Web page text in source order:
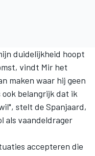
duidelijkheid hoopt
vindt Mir het
maken waar hij geen
belangrijk dat ik
stelt de Spanjaard,
als vaandeldrager
accepteren die